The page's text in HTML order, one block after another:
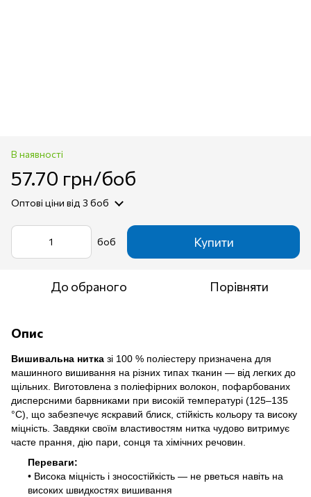
В наявності
57.70 грн/боб
Оптові ціни від 3 боб
боб Купити
До обраного Порівняти
Опис
Вишивальна нитка зі 100 % поліестеру призначена для
машинного вишивання на різних типах тканин — від легких до
щільних. Виготовлена з поліефірних волокон, пофарбованих
дисперсними барвниками при високій температурі (125–135
°C), що забезпечує яскравий блиск, стійкість кольору та високу
міцність. Завдяки своїм властивостям нитка чудово витримує
часте прання, дію пари, сонця та хімічних речовин.
Переваги:
• Висока міцність і зносостійкість — не рветься навіть на
високих швидкостях вишивання